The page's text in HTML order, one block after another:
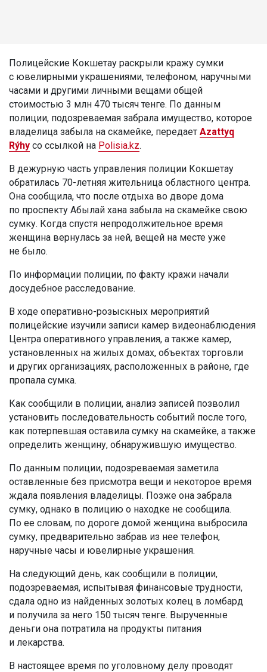
Полицейские Кокшетау раскрыли кражу сумки
с ювелирными украшениями, телефоном, наручными
часами и другими личными вещами общей
стоимостью 3 млн 470 тысяч тенге. По данным
полиции, подозреваемая забрала имущество, которое
владелица забыла на скамейке, передает Azattyq
Rýhy со ссылкой на Polisia.kz.
В дежурную часть управления полиции Кокшетау
обратилась 70-летняя жительница областного центра.
Она сообщила, что после отдыха во дворе дома
по проспекту Абылай хана забыла на скамейке свою
сумку. Когда спустя непродолжительное время
женщина вернулась за ней, вещей на месте уже
не было.
По информации полиции, по факту кражи начали
досудебное расследование.
В ходе оперативно-розыскных мероприятий
полицейские изучили записи камер видеонаблюдения
Центра оперативного управления, а также камер,
установленных на жилых домах, объектах торговли
и других организациях, расположенных в районе, где
пропала сумка.
Как сообщили в полиции, анализ записей позволил
установить последовательность событий после того,
как потерпевшая оставила сумку на скамейке, а также
определить женщину, обнаружившую имущество.
По данным полиции, подозреваемая заметила
оставленные без присмотра вещи и некоторое время
ждала появления владелицы. Позже она забрала
сумку, однако в полицию о находке не сообщила.
По ее словам, по дороге домой женщина выбросила
сумку, предварительно забрав из нее телефон,
наручные часы и ювелирные украшения.
На следующий день, как сообщили в полиции,
подозреваемая, испытывая финансовые трудности,
сдала одно из найденных золотых колец в ломбард
и получила за него 150 тысяч тенге. Вырученные
деньги она потратила на продукты питания
и лекарства.
В настоящее время по уголовному делу проводят